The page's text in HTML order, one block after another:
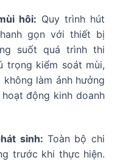
hôi: Quy trình hút
gọn với thiết bị
suốt quá trình thi
trọng kiểm soát mùi,
làm ảnh hưởng
động kinh doanh
sinh: Toàn bộ chi
trước khi thực hiện.